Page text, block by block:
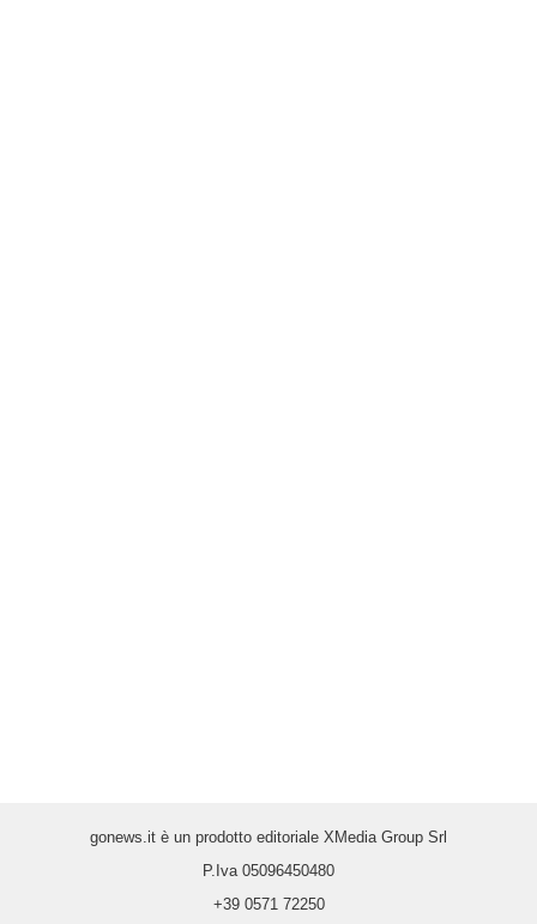
gonews.it è un prodotto editoriale XMedia Group Srl
P.Iva 05096450480
+39 0571 72250